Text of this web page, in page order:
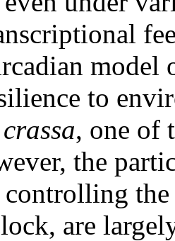
model
to
, one of
the
controlling
are